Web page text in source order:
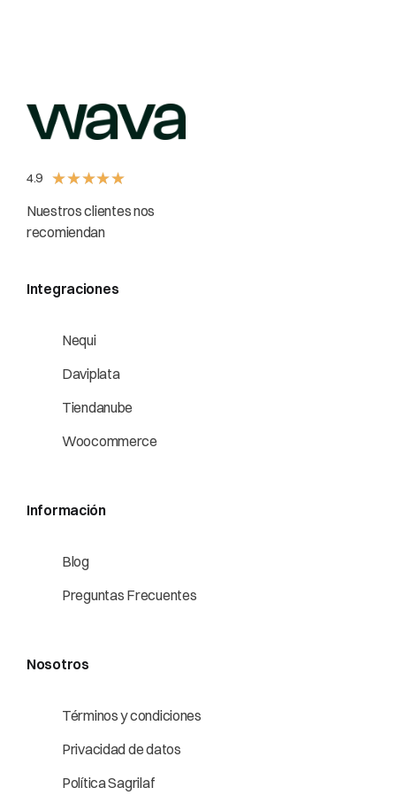
4.9 ★★★★★
Nuestros clientes nos
recomiendan
Integraciones
Nequi
Daviplata
Tiendanube
Woocommerce
Información
Blog
Preguntas Frecuentes
Nosotros
Términos y condiciones
Privacidad de datos
Política Sagrilaf